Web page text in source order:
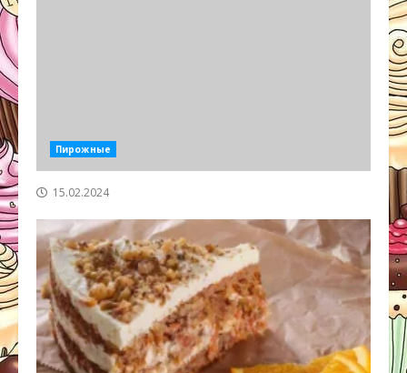
Пирожные
15.02.2024